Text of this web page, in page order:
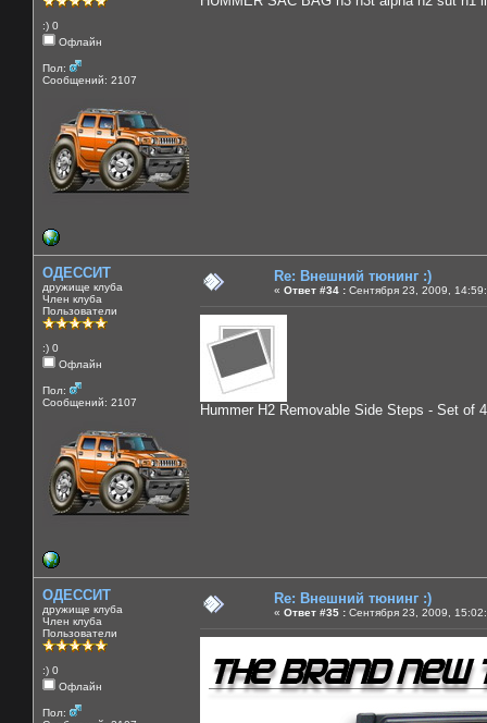
:) 0
Офлайн
Пол:
Сообщений: 2107
ОДЕССИТ
дружище клуба
Член клуба
Пользователи
:) 0
Офлайн
Пол:
Сообщений: 2107
Re: Внешний тюнинг :)
« Ответ #34 : Сентября 23, 2009,
Hummer H2 Removable Side Steps - Set of 4
ОДЕССИТ
дружище клуба
Член клуба
Пользователи
:) 0
Офлайн
Пол:
Re: Внешний тюнинг :)
« Ответ #35 : Сентября 23, 2009,